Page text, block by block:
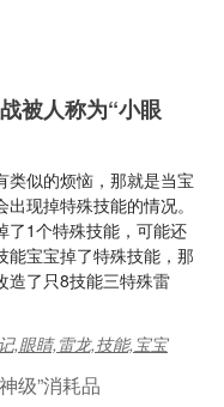
被人称为“小眼
类似的烦恼，那就是当宝
现掉特殊技能的情况。
了1个特殊技能，可能还
能宝宝掉了特殊技能，那
造了只8技能三特殊雷
,眼睛,雷龙,技能,宝宝